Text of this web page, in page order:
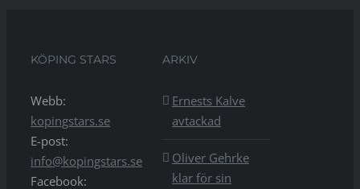
KÖPING STARS
Webb:
kopingstars.se
E-post:
info@kopingstars.se
Facebook:
ARKIV
Ernests Kalve
avtackad
Oliver Gehrke
klar för sin